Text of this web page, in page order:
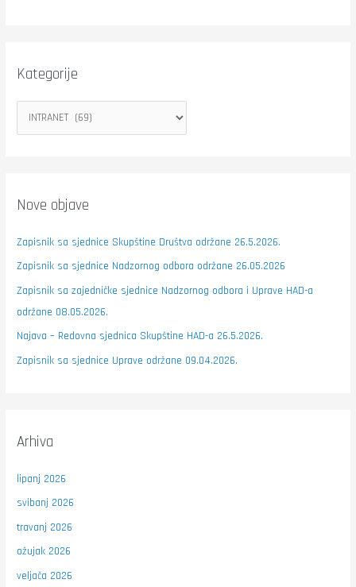
Kategorije
Nove objave
Zapisnik sa sjednice Skupštine Društva održane 26.5.2026.
Zapisnik sa sjednice Nadzornog odbora održane 26.05.2026
Zapisnik sa zajedničke sjednice Nadzornog odbora i Uprave HAD-a
održane 08.05.2026.
Najava – Redovna sjednica Skupštine HAD-a 26.5.2026.
Zapisnik sa sjednice Uprave održane 09.04.2026.
Arhiva
lipanj 2026
svibanj 2026
travanj 2026
ožujak 2026
veljača 2026